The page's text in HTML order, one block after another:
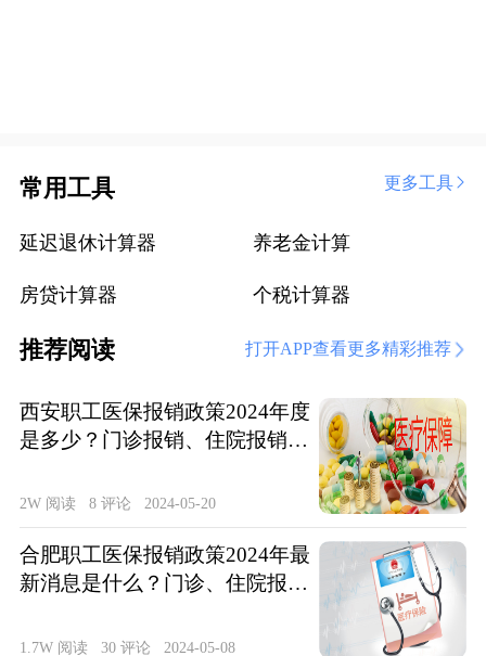
常用工具 更多工具
延迟退休计算器 养老金计算
房贷计算器 个税计算器
推荐阅读 打开APP查看更多精彩推荐
西安职工医保报销政策2024年度
是多少？门诊报销、住院报销政
2W 阅读 8 评论 2024-05-20
合肥职工医保报销政策2024年最
新消息是什么？门诊、住院报销
1.7W 阅读 30 评论 2024-05-08